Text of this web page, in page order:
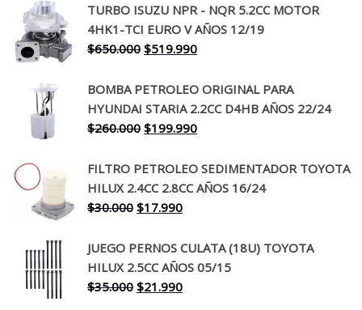
original
era:
$130.000.
actual
es:
$94.990.
TURBO ISUZU NPR - NQR 5.2CC MOTOR
4HK1-TCI EURO V AÑOS 12/19
$650.000 El
original
era:
$650.000.
$519.990El
actual
es:
$519.990.
BOMBA PETROLEO ORIGINAL PARA
HYUNDAI STARIA 2.2CC D4HB AÑOS 22/24
$260.000 El
original
era:
$260.000.
$199.990El
actual
es:
FILTRO PETROLEO SEDIMENTADOR TOYOTA
HILUX 2.4CC 2.8CC AÑOS 16/24
$30.000 El
original
era:
$30.000.
$17.990El
actual
es:
$17.990.
JUEGO PERNOS CULATA (18U) TOYOTA
HILUX 2.5CC AÑOS 05/15
$35.000 El
$21.990El